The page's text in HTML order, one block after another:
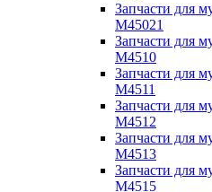
Запчасти для
M45021
Запчасти для
M4510
Запчасти для
M4511
Запчасти для
M4512
Запчасти для
M4513
Запчасти для
M4515